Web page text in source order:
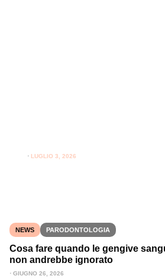
⋅ LUGLIO 3, 2026
NEWS PARODONTOLOGIA
Cosa fare quando le gengive
non andrebbe ignorato
⋅ GIUGNO 26, 2026